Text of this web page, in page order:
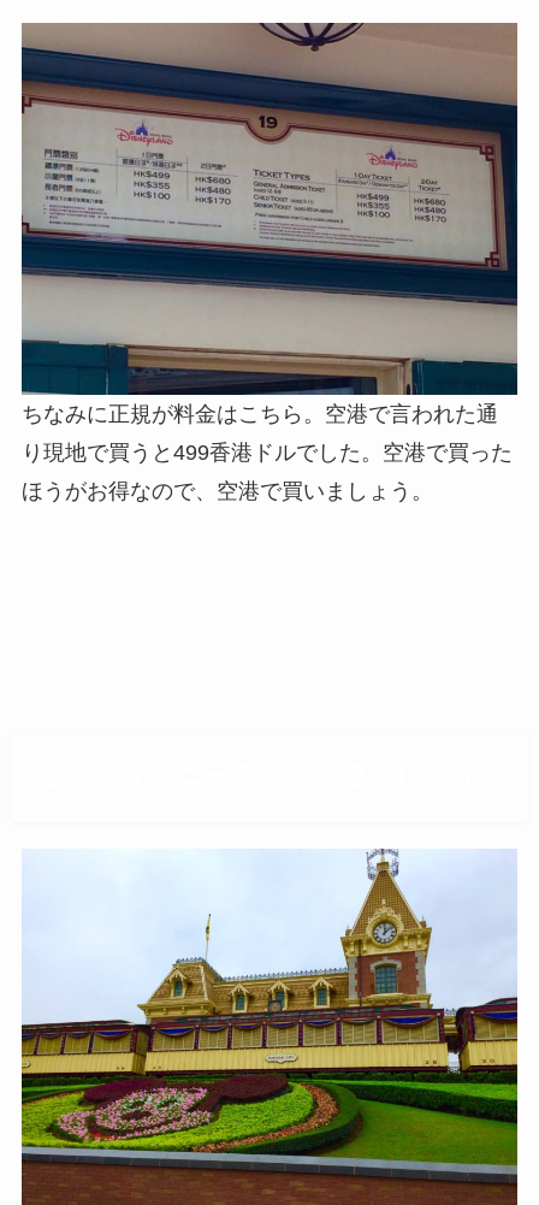
ちなみに正規が料金はこちら。空港で言われた通
り現地で買うと499香港ドルでした。空港で買った
ほうがお得なので、空港で買いましょう。